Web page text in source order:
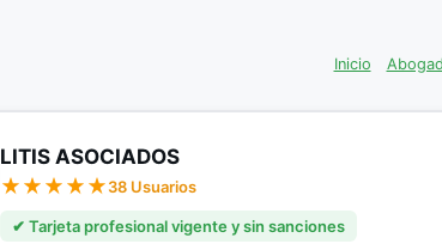
Inicio
LITIS ASOCIADOS
38 Usuarios
✔ Tarjeta profesional vigente y sin sanciones